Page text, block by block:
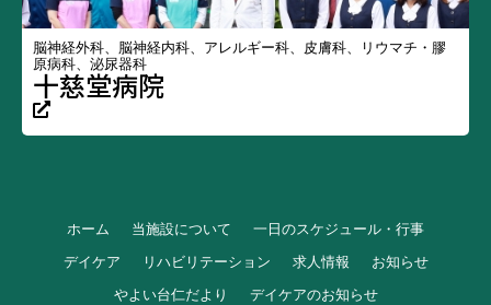
脳神経外科、脳神経内科、アレルギー科、皮膚科、リウマチ・膠
原病科、泌尿器科
十慈堂病院
ホーム 当施設について
一日のスケジュール・行事
デイケア
リハビリテーション 求人情報
お知らせ
やよい台仁だより
デイケアのお知らせ